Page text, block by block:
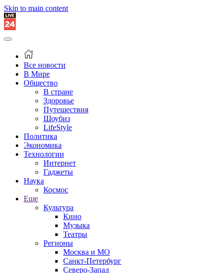
Skip to main content
Все новости
В Мире
Общество
В стране
Здоровье
Путешествия
Шоубиз
LifeStyle
Политика
Экономика
Технологии
Интернет
Гаджеты
Наука
Космос
Еще
Культура
Кино
Музыка
Театры
Регионы
Москва и МО
Санкт-Петербург
Северо-Запад